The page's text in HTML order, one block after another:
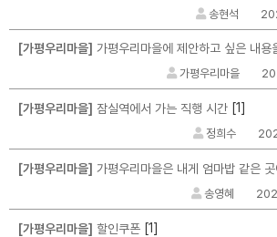
송현석
[가평우리마을] 가평우리마을에 제안하고 싶은 내용
가평우리마을
[가평우리마을] 잠실역에서 가는 직행 시간 [1]
정희수
[가평우리마을] 가평우리마을은 내게 엄마밥 같은
송영혜
[가평우리마을] 할인쿠폰 [1]